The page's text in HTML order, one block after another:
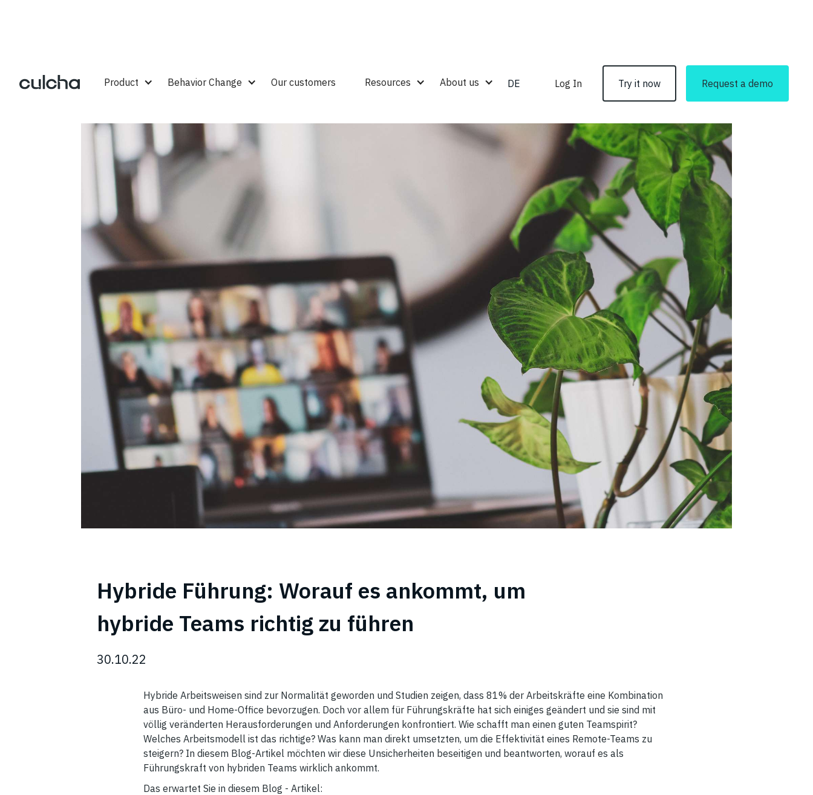
Product Behavior Change Our customers Resources About us DE Log In Try it now Request a demo
Hybride Führung: Worauf es ankommt, um
hybride Teams richtig zu führen
30.10.22
Hybride Arbeitsweisen sind zur Normalität geworden und Studien zeigen, dass 81% der Arbeitskräfte eine Kombination
aus Büro- und Home-Office bevorzugen. Doch vor allem für Führungskräfte hat sich einiges geändert und sie sind mit
völlig veränderten Herausforderungen und Anforderungen konfrontiert. Wie schafft man einen guten Teamspirit?
Welches Arbeitsmodell ist das richtige? Was kann man direkt umsetzten, um die Effektivität eines Remote-Teams zu
steigern? In diesem Blog-Artikel möchten wir diese Unsicherheiten beseitigen und beantworten, worauf es als
Führungskraft von hybriden Teams wirklich ankommt.
Das erwartet Sie in diesem Blog - Artikel: